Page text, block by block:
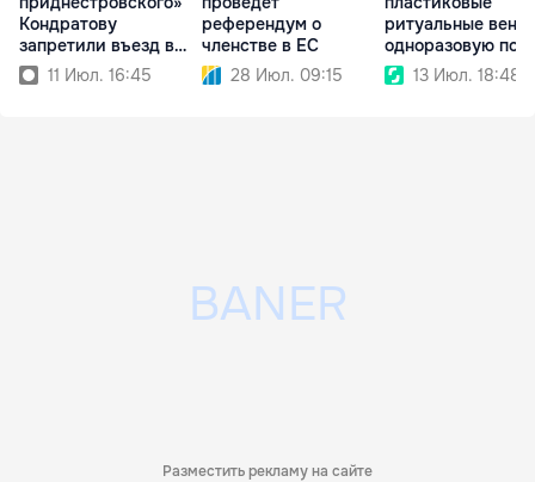
Кондратову
запретили въезд в
Армению
11 Июл. 16:45
референдум о
членстве в ЕС
28 Июл. 09:15
ритуальные
одноразовую
13 Июл. 18:48
Разместить рекламу на сайте